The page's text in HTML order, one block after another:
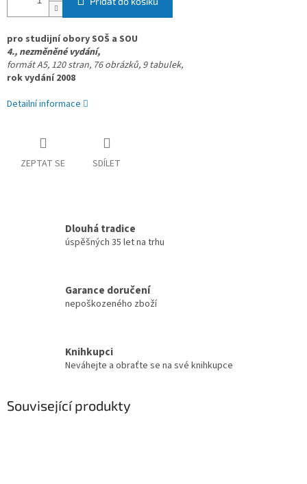
pro studijní obory SOŠ a SOU
4., nezměněné vydání,
formát A5, 120 stran, 76 obrázků, 9 tabulek,
rok vydání 2008
Detailní informace
ZEPTAT SE SDÍLET
Dlouhá tradice
úspěšných 35 let na trhu
Garance doručení
nepoškozeného zboží
Knihkupci
Neváhejte a obraťte se na své knihkupce
Související produkty